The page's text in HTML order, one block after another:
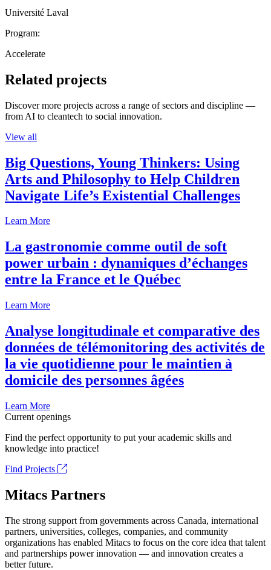
Université Laval
Program:
Accelerate
Related projects
Discover more projects across a range of sectors and discipline —
from AI to cleantech to social innovation.
View all
Big Questions, Young Thinkers: Using
Arts and Philosophy to Help Children
Navigate Life’s Existential Challenges
Learn More
La gastronomie comme outil de soft
power urbain : dynamiques d’échanges
entre la France et le Québec
Learn More
Analyse longitudinale et comparative des
données de télémonitoring des activités de
la vie quotidienne pour le maintien à
domicile des personnes âgées
Learn More
Current openings
Find the perfect opportunity to put your academic skills and
knowledge into practice!
Find Projects
Mitacs Partners
The strong support from governments across Canada, international
partners, universities, colleges, companies, and community
organizations has enabled Mitacs to focus on the core idea that talent
and partnerships power innovation — and innovation creates a
better future.